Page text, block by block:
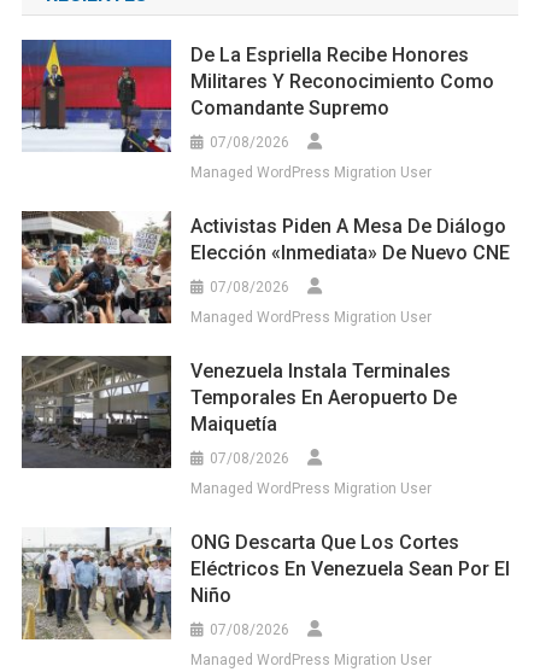
De La Espriella Recibe Honores
Militares Y Reconocimiento Como
Comandante Supremo
07/08/2026
Managed WordPress Migration User
Activistas Piden A Mesa De Diálogo
Elección «inmediata» De Nuevo CNE
07/08/2026
Managed WordPress Migration User
Venezuela Instala Terminales
Temporales En Aeropuerto De
Maiquetía
07/08/2026
Managed WordPress Migration User
ONG Descarta Que Los Cortes
Eléctricos En Venezuela Sean Por El
Niño
07/08/2026
Managed WordPress Migration User